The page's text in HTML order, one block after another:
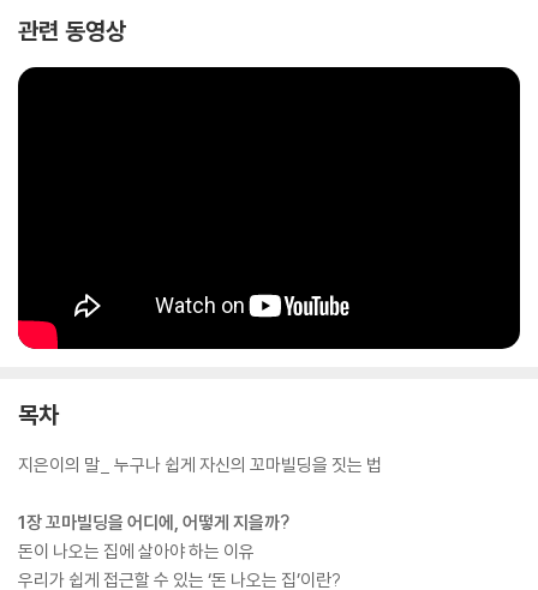
이 될 것이다. 퇴직 후 토지, 상가, 재개발, 재건축, 신축, 부동산 개발, 부동
스에 다양한 꼬마빌딩 신축 경험을 통해 쌓인 실전 내공을 더했다. 2012년
관련 동영상
목차
지은이의 말_ 누구나 쉽게 자신의 꼬마빌딩을 짓는 법
1장 꼬마빌딩을 어디에, 어떻게 지을까?
돈이 나오는 집에 살아야 하는 이유
우리가 쉽게 접근할 수 있는 ‘돈 나오는 집’이란?